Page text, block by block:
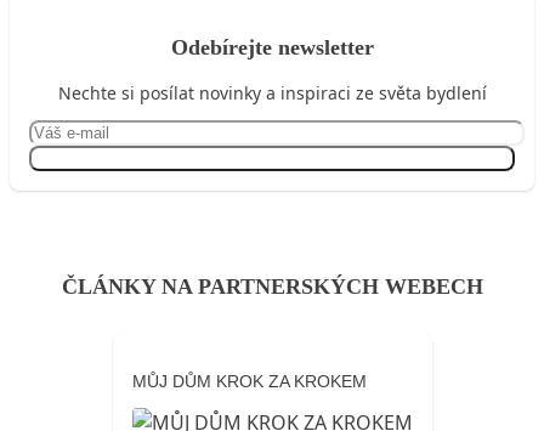
Odebírejte newsletter
Nechte si posílat novinky a inspiraci ze světa bydlení
ČLÁNKY NA PARTNERSKÝCH WEBECH
MŮJ DŮM KROK ZA KROKEM